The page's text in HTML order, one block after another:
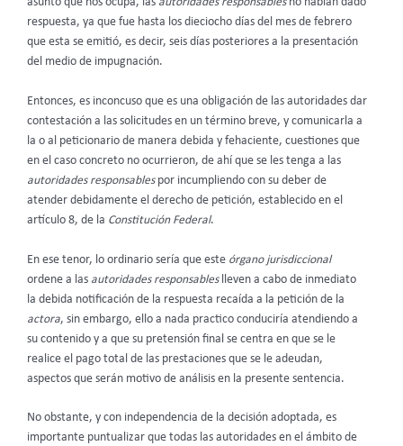
respuesta, ya que fue hasta los dieciocho días del mes de febrero
que esta se emitió, es decir, seis días posteriores a la presentación
del medio de impugnación.
Entonces, es inconcuso que es una obligación de las autoridades dar
contestación a las solicitudes en un término breve, y comunicarla a
la o al peticionario de manera debida y fehaciente, cuestiones que
en el caso concreto no ocurrieron, de ahí que se les tenga a las
autoridades responsablespor incumpliendo con su deber de
atender debidamente el derecho de petición, establecido en el
artículo 8, de la Constitución Federal.
En ese tenor, lo ordinario sería que este órgano jurisdiccional
ordene a las autoridades responsableslleven a cabo de inmediato
la debida notificación de la respuesta recaída a la petición de la
actora, sin embargo, ello a nada practico conduciría atendiendo a
su contenido y a que su pretensión final se centra en que se le
realice el pago total de las prestaciones que se le adeudan,
aspectos que serán motivo de análisis en la presente sentencia.
No obstante, y con independencia de la decisión adoptada, es
importante puntualizar que todas las autoridades en el ámbito de